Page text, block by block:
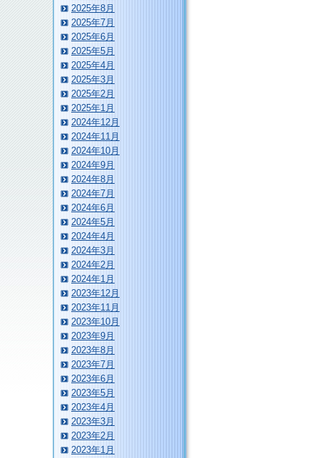
2025年8月
2025年7月
2025年6月
2025年5月
2025年4月
2025年3月
2025年2月
2025年1月
2024年12月
2024年11月
2024年10月
2024年9月
2024年8月
2024年7月
2024年6月
2024年5月
2024年4月
2024年3月
2024年2月
2024年1月
2023年12月
2023年11月
2023年10月
2023年9月
2023年8月
2023年7月
2023年6月
2023年5月
2023年4月
2023年3月
2023年2月
2023年1月